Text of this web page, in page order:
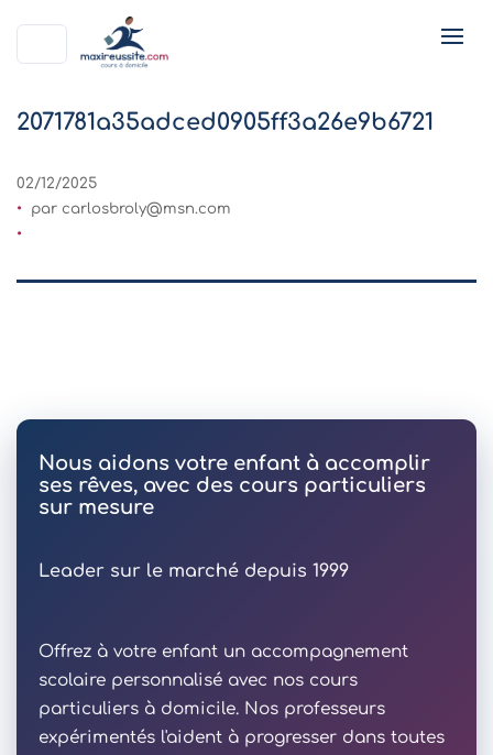
2071781a35adced0905ff3a26e9b6721
02/12/2025
par carlosbroly@msn.com
Nous aidons votre enfant à accomplir
ses rêves, avec des cours particuliers
sur mesure
Leader sur le marché depuis 1999
Offrez à votre enfant un accompagnement
scolaire personnalisé avec nos cours
particuliers à domicile. Nos professeurs
expérimentés l'aident à progresser dans toutes